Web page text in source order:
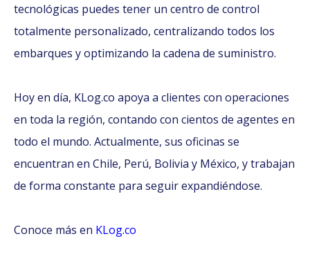
tecnológicas puedes tener un centro de control
totalmente personalizado, centralizando todos los
embarques y optimizando la cadena de suministro.
Hoy en día, KLog.co apoya a clientes con operaciones
en toda la región, contando con cientos de agentes en
todo el mundo. Actualmente, sus oficinas se
encuentran en Chile, Perú, Bolivia y México, y trabajan
de forma constante para seguir expandiéndose.
Conoce más en KLog.co